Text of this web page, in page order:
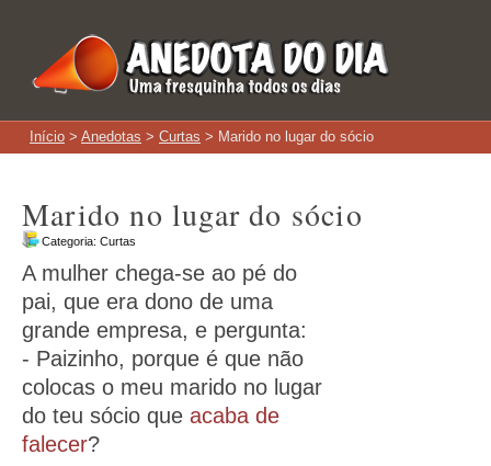
Início > Anedotas > Curtas > Marido no lugar do sócio
Marido no lugar do sócio
Categoria: Curtas
A mulher chega-se ao pé do
pai, que era dono de uma
grande empresa, e pergunta:
- Paizinho, porque é que não
colocas o meu marido no lugar
do teu sócio que acaba de
falecer?